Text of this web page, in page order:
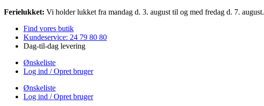
Videre
indhold
Ferielukket: Vi holder lukket fra mandag d. 3. august til og med fredag d. 7. august.
Find vores butik
Kundeservice: 24 79 80 80
Dag-til-dag levering
Ønskeliste
Log ind / Opret bruger
Ønskeliste
Log ind / Opret bruger